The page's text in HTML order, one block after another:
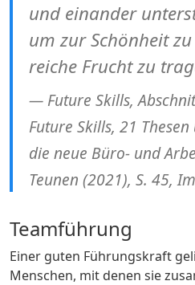
und einander
um zur Schönheit
reiche Frucht zu
Future Skills,
Future Skills, 21
die neue Büro- und
Teunen (2021), S. 45,
Teamführung
Einer guten Führungskraft
Menschen, mit denen sie